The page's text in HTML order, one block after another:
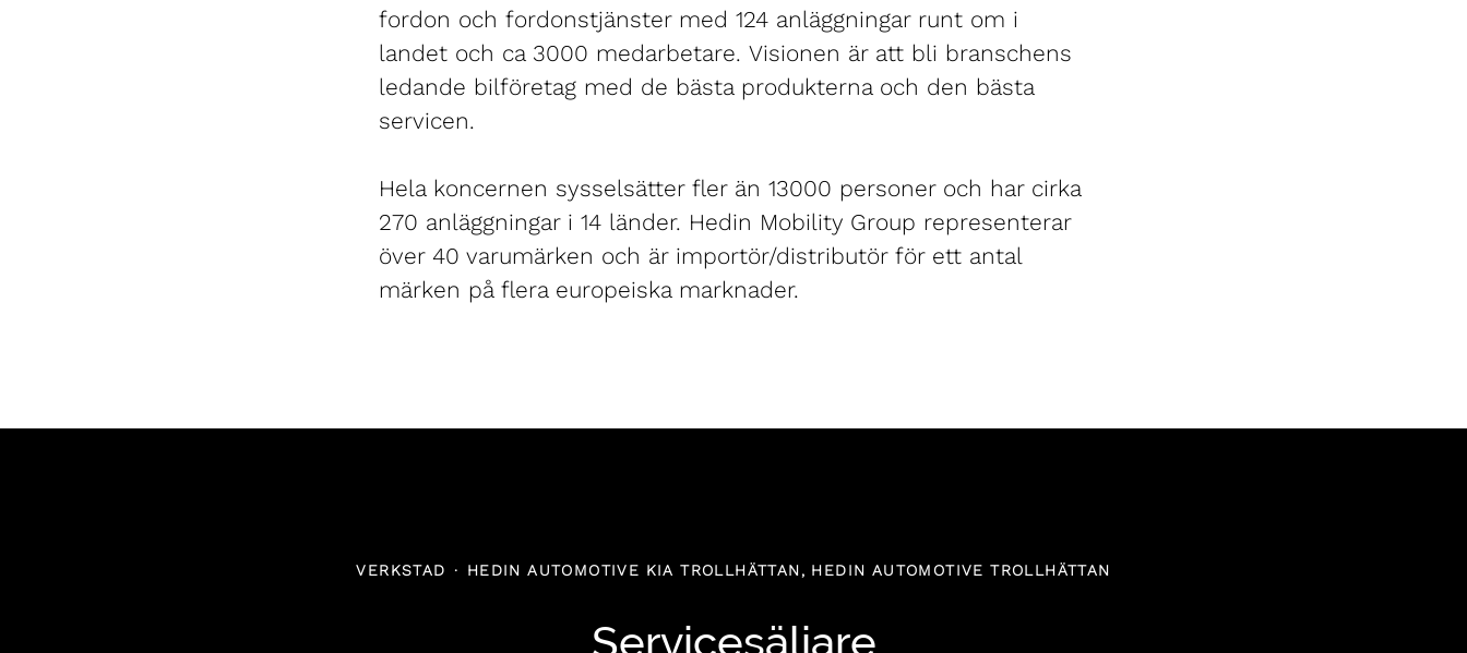
fordon och fordonstjänster med 124 anläggningar runt om i
landet och ca 3000 medarbetare. Visionen är att bli branschens
ledande bilföretag med de bästa produkterna och den bästa
servicen.
Hela koncernen sysselsätter fler än 13000 personer och har cirka
270 anläggningar i 14 länder. Hedin Mobility Group representerar
över 40 varumärken och är importör/distributör för ett antal
märken på flera europeiska marknader.
VERKSTAD · HEDIN AUTOMOTIVE KIA TROLLHÄTTAN, HEDIN AUTOMOTIVE TROLLHÄTTAN
Servicesäljare